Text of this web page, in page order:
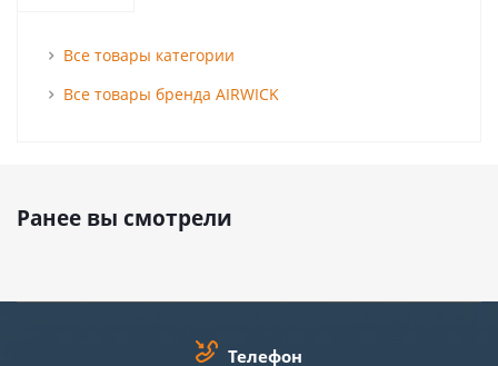
Все товары категории
Все товары бренда AIRWICK
Ранее вы смотрели
Телефон